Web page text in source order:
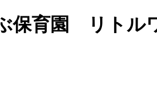
保育園 リトル